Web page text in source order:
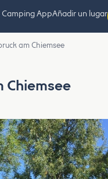
Camping AppAñadir un lugar
am Chiemsee
Chiemsee